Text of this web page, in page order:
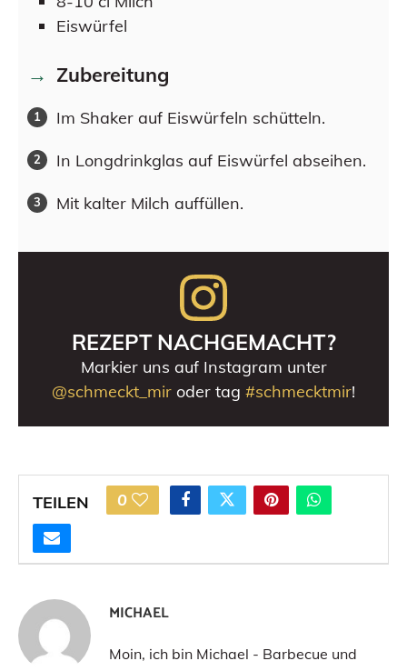
Eiswürfel
Zubereitung
Im Shaker auf Eiswürfeln schütteln.
In Longdrinkglas auf Eiswürfel abseihen.
Mit kalter Milch auffüllen.
REZEPT NACHGEMACHT?
Markier uns auf Instagram unter
@schmeckt_mir oder tag #schmecktmir!
TEILEN 0
MICHAEL
Moin, ich bin Michael - Barbecue und